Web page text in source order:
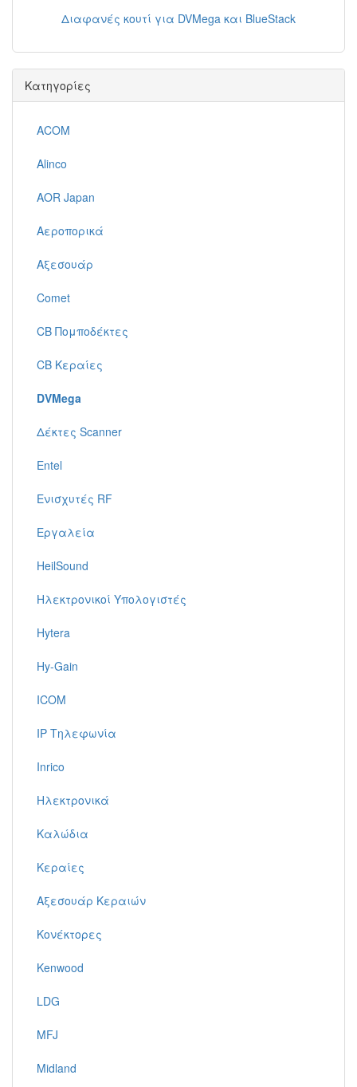
Διαφανές κουτί για DVMega και BlueStack
Κατηγορίες
ACOM
Alinco
AOR Japan
Αεροπορικά
Αξεσουάρ
Comet
CB Πομποδέκτες
CB Κεραίες
DVMega
Δέκτες Scanner
Entel
Ενισχυτές RF
Εργαλεία
HeilSound
Ηλεκτρονικοί Υπολογιστές
Hytera
Hy-Gain
ICOM
IP Τηλεφωνία
Inrico
Ηλεκτρονικά
Καλώδια
Κεραίες
Αξεσουάρ Κεραιών
Κονέκτορες
Kenwood
LDG
MFJ
Midland